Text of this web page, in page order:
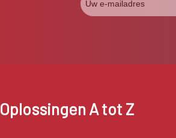
Oplossingen A tot Z